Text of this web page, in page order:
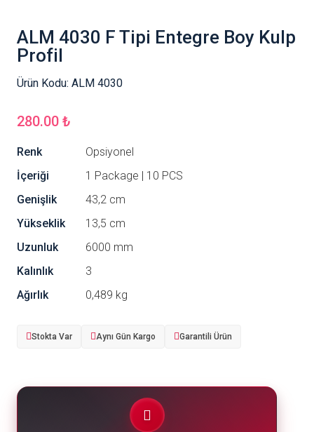
ALM 4030 F Tipi Entegre Boy Kulp
Profil
Ürün Kodu: ALM 4030
280.00 ₺
Renk
Opsiyonel
İçeriği
1 Package | 10 PCS
Genişlik
43,2 cm
Yükseklik
13,5 cm
Uzunluk
6000 mm
Kalınlık
3
Ağırlık
0,489 kg
Stokta Var Aynı Gün Kargo Garantili Ürün